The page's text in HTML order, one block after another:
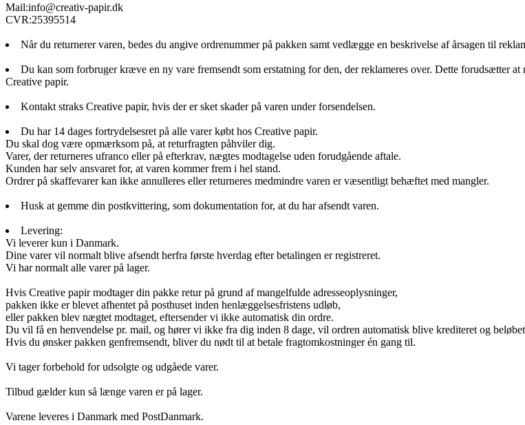
Mail:info@creativ-papir.dk
CVR:25395514
Når du returnerer varen, bedes du angive ordrenummer på pakken samt vedlægge en beskrivelse af årsagen til
Du kan som forbruger kræve en ny vare fremsendt som erstatning for den, der reklameres over. Dette forudsætter
Creative papir.
Kontakt straks Creative papir, hvis der er sket skader på varen under forsendelsen.
Du har 14 dages fortrydelsesret på alle varer købt hos Creative papir.
Du skal dog være opmærksom på, at returfragten påhviler dig.
Varer, der returneres ufranco eller på efterkrav, nægtes modtagelse uden forudgående aftale.
Kunden har selv ansvaret for, at varen kommer frem i hel stand.
Ordrer på skaffevarer kan ikke annulleres eller returneres medmindre varen er væsentligt behæftet med mangler.
Husk at gemme din postkvittering, som dokumentation for, at du har afsendt varen.
Levering:
Vi leverer kun i Danmark.
Dine varer vil normalt blive afsendt herfra første hverdag efter betalingen er registreret.
Vi har normalt alle varer på lager.
Hvis Creative papir modtager din pakke retur på grund af mangelfulde adresseoplysninger,
pakken ikke er blevet afhentet på posthuset inden henlæggelsesfristens udløb,
eller pakken blev nægtet modtaget, eftersender vi ikke automatisk din ordre.
Du vil få en henvendelse pr. mail, og hører vi ikke fra dig inden 8 dage, vil ordren automatisk blive krediteret og
Hvis du ønsker pakken genfremsendt, bliver du nødt til at betale fragtomkostninger én gang til.
Vi tager forbehold for udsolgte og udgåede varer.
Tilbud gælder kun så længe varen er på lager.
Varene leveres i Danmark med PostDanmark.